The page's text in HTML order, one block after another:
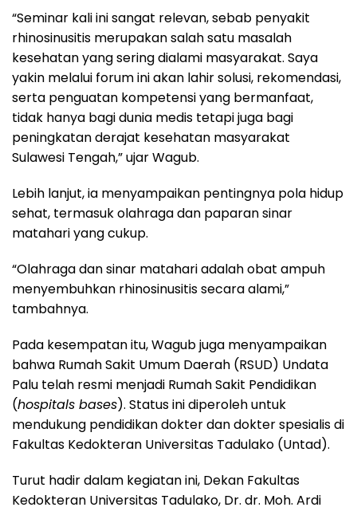
“Seminar kali ini sangat relevan, sebab penyakit
rhinosinusitis merupakan salah satu masalah
kesehatan yang sering dialami masyarakat. Saya
yakin melalui forum ini akan lahir solusi, rekomendasi,
serta penguatan kompetensi yang bermanfaat,
tidak hanya bagi dunia medis tetapi juga bagi
peningkatan derajat kesehatan masyarakat
Sulawesi Tengah,” ujar Wagub.
Lebih lanjut, ia menyampaikan pentingnya pola hidup
sehat, termasuk olahraga dan paparan sinar
matahari yang cukup.
“Olahraga dan sinar matahari adalah obat ampuh
menyembuhkan rhinosinusitis secara alami,”
tambahnya.
Pada kesempatan itu, Wagub juga menyampaikan
bahwa Rumah Sakit Umum Daerah (RSUD) Undata
Palu telah resmi menjadi Rumah Sakit Pendidikan
(hospitals bases). Status ini diperoleh untuk
mendukung pendidikan dokter dan dokter spesialis di
Fakultas Kedokteran Universitas Tadulako (Untad).
Turut hadir dalam kegiatan ini, Dekan Fakultas
Kedokteran Universitas Tadulako, Dr. dr. Moh. Ardi